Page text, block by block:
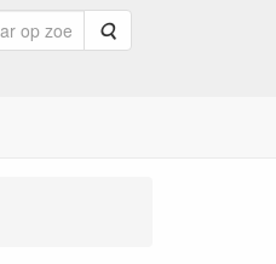
Zoeken